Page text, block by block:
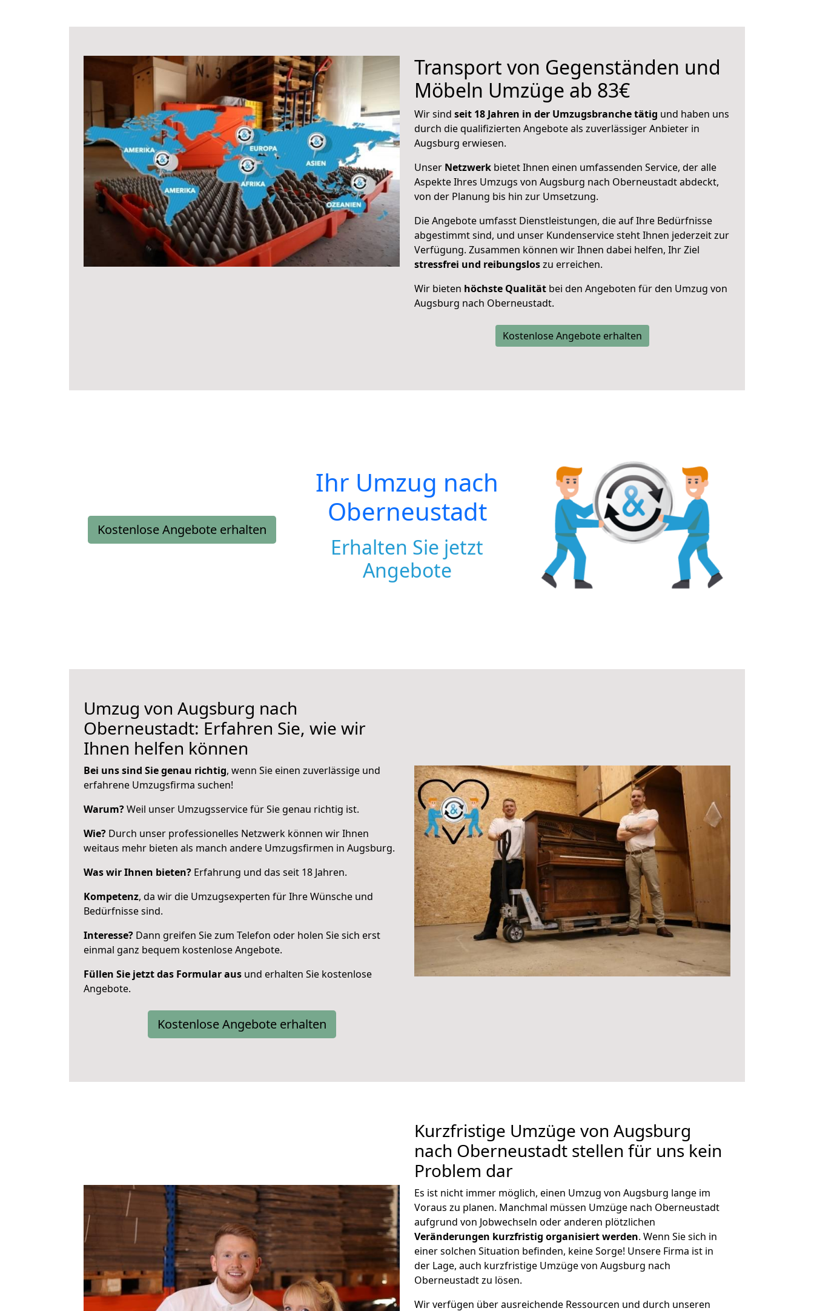
Transport von Gegenständen und
Möbeln Umzüge ab 83€
Wir sind seit 18 Jahren in der Umzugsbranche tätig und haben uns
durch die qualifizierten Angebote als zuverlässiger Anbieter in
Augsburg erwiesen.
Unser Netzwerk bietet Ihnen einen umfassenden Service, der alle
Aspekte Ihres Umzugs von Augsburg nach Oberneustadt abdeckt,
von der Planung bis hin zur Umsetzung.
Die Angebote umfasst Dienstleistungen, die auf Ihre Bedürfnisse
abgestimmt sind, und unser Kundenservice steht Ihnen jederzeit zur
Verfügung. Zusammen können wir Ihnen dabei helfen, Ihr Ziel
stressfrei und reibungsloszu erreichen.
Wir bieten höchste Qualität bei den Angeboten für den Umzug von
Augsburg nach Oberneustadt.
Kostenlose Angebote erhalten
Kostenlose Angebote erhalten
Ihr Umzug nach
Oberneustadt
Erhalten Sie jetzt
Angebote
Umzug von Augsburg nach
Oberneustadt: Erfahren Sie, wie wir
Ihnen helfen können
Bei uns sind Sie genau richtig, wenn Sie einen zuverlässige und
erfahrene Umzugsfirma suchen!
Warum?Weil unser Umzugsservice für Sie genau richtig ist.
Wie? Durch unser professionelles Netzwerk können wir Ihnen
weitaus mehr bieten als manch andere Umzugsfirmen in Augsburg.
Was wir Ihnen bieten? Erfahrung und das seit 18 Jahren.
Kompetenz, da wir die Umzugsexperten für Ihre Wünsche und
Bedürfnisse sind.
Interesse? Dann greifen Sie zum Telefon oder holen Sie sich erst
einmal ganz bequem kostenlose Angebote.
Füllen Sie jetzt das Formular aus und erhalten Sie kostenlose
Angebote.
Kostenlose Angebote erhalten
Kurzfristige Umzüge von Augsburg
nach Oberneustadt stellen für uns kein
Problem dar
Es ist nicht immer möglich, einen Umzug von Augsburg lange im
Voraus zu planen. Manchmal müssen Umzüge nach Oberneustadt
aufgrund von Jobwechseln oder anderen plötzlichen
Veränderungen kurzfristig organisiert werden. Wenn Sie sich in
einer solchen Situation befinden, keine Sorge! Unsere Firma ist in
der Lage, auch kurzfristige Umzüge von Augsburg nach
Oberneustadt zu lösen.
Wir verfügen über ausreichende Ressourcen und durch unseren